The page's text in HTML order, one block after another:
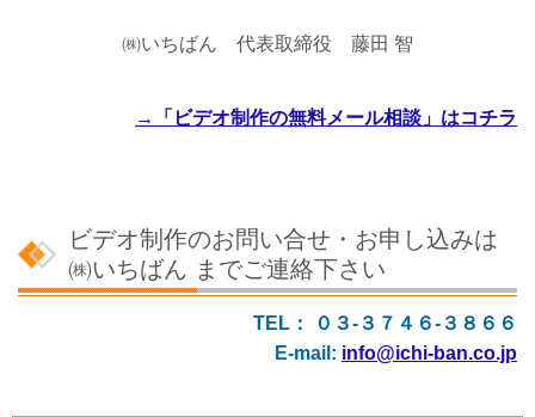
㈱いちばん 代表取締役 藤田 智
→「ビデオ制作の無料メール相談」はコチラ
ビデオ制作のお問い合せ・お申し込みは
㈱いちばん までご連絡下さい
TEL： ０３-３７４６-３８６６
E-mail: info@ichi-ban.co.jp